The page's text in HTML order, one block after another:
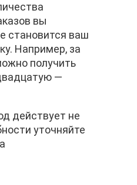
вы
становится ваш
Например, за
получить
—
действует не
уточняйте